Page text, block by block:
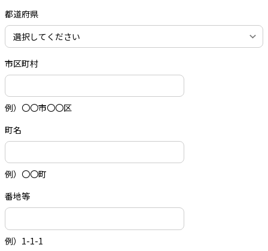
都道府県
市区町村
例）〇〇市〇〇区
町名
例）〇〇町
番地等
例）1-1-1